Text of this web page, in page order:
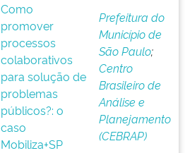
Como
promover
processos
colaborativos
para solução de
problemas
públicos?: o
caso
Mobiliza+SP
Prefeitura do
Município de
São Paulo;
Centro
Brasileiro de
Análise e
Planejamento
(CEBRAP)